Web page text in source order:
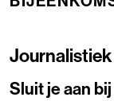
Sluit je aan